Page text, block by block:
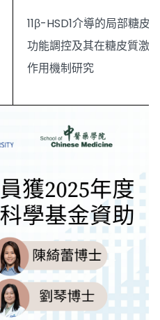
11β-HSD1介導的局部糖皮
功能調控及其在糖皮質激
作用機制研究